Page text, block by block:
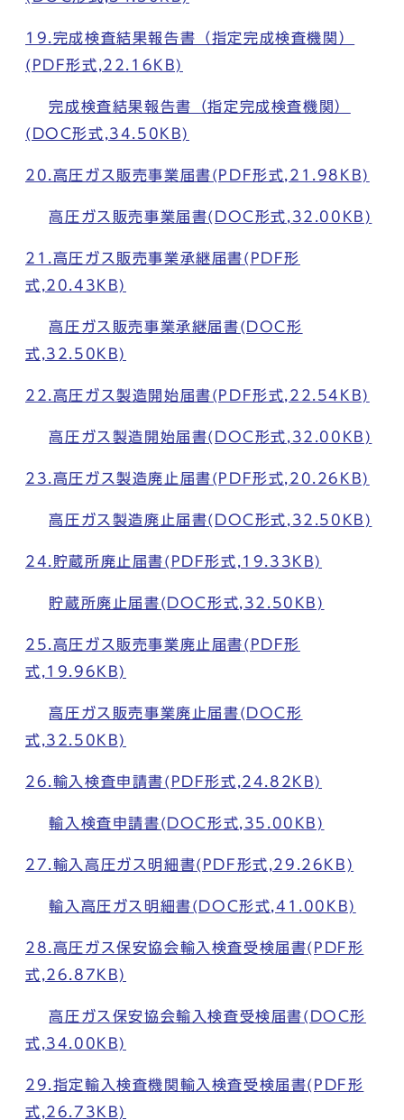
19.完成検査結果報告書（指定完成検査機関）
(PDF形式,22.16KB)
完成検査結果報告書（指定完成検査機関）
(DOC形式,34.50KB)
20.高圧ガス販売事業届書(PDF形式,21.98KB)
高圧ガス販売事業届書(DOC形式,32.00KB)
21.高圧ガス販売事業承継届書(PDF形
式,20.43KB)
高圧ガス販売事業承継届書(DOC形
式,32.50KB)
22.高圧ガス製造開始届書(PDF形式,22.54KB)
高圧ガス製造開始届書(DOC形式,32.00KB)
23.高圧ガス製造廃止届書(PDF形式,20.26KB)
高圧ガス製造廃止届書(DOC形式,32.50KB)
24.貯蔵所廃止届書(PDF形式,19.33KB)
貯蔵所廃止届書(DOC形式,32.50KB)
25.高圧ガス販売事業廃止届書(PDF形
式,19.96KB)
高圧ガス販売事業廃止届書(DOC形
式,32.50KB)
26.輸入検査申請書(PDF形式,24.82KB)
輸入検査申請書(DOC形式,35.00KB)
27.輸入高圧ガス明細書(PDF形式,29.26KB)
輸入高圧ガス明細書(DOC形式,41.00KB)
28.高圧ガス保安協会輸入検査受検届書(PDF形
式,26.87KB)
高圧ガス保安協会輸入検査受検届書(DOC形
式,34.00KB)
29.指定輸入検査機関輸入検査受検届書(PDF形
式,26.73KB)